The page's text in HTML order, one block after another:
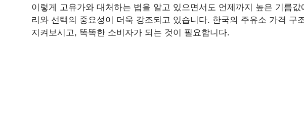
이렇게 고유가와 대처하는 법을 알고 있으면서도 언제까지 높은 기름
리와 선택의 중요성이 더욱 강조되고 있습니다. 한국의 주유소 가격 구
지켜보시고, 똑똑한 소비자가 되는 것이 필요합니다.